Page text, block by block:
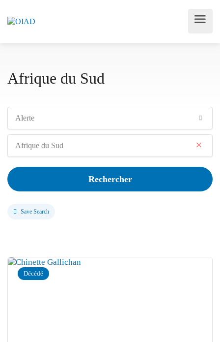
Afrique du Sud
Alerte
Afrique du Sud ×
Rechercher
Save Search
Décédé